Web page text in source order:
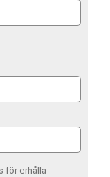
för erhålla